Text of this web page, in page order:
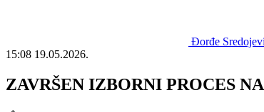
Đorđe
15:08 19.05.2026.
ZAVRŠEN IZBORNI PROCES